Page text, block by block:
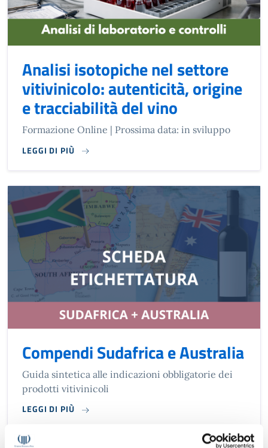
Analisi isotopiche nel settore
vitivinicolo: autenticità, origine
e tracciabilità del vino
Formazione Online | Prossima data: in sviluppo
LEGGI DI PIÙ
Compendi Sudafrica e Australia
Guida sintetica alle indicazioni obbligatorie dei
prodotti vitivinicoli
LEGGI DI PIÙ